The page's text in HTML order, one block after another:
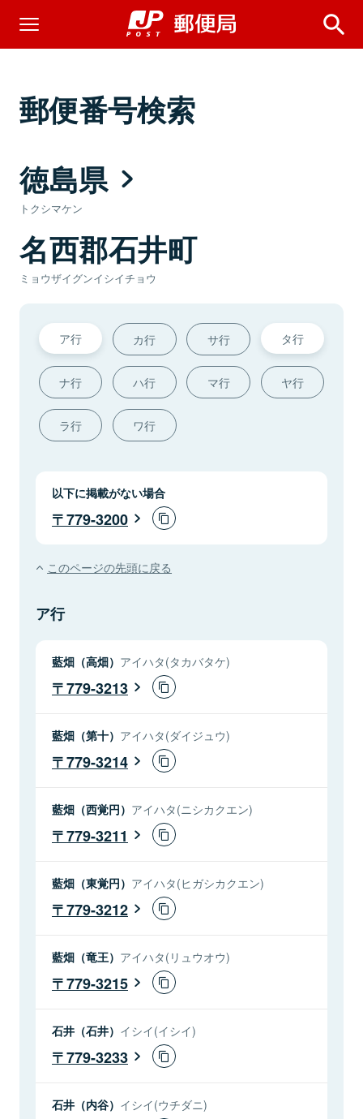
郵便番号検索
徳島県
トクシマケン
名西郡石井町
ミョウザイグンイシイチョウ
ア行 カ行 サ行 タ行
ナ行 ハ行 マ行 ヤ行
ラ行 ワ行
以下に掲載がない場合
779-3200
このページの先頭に戻る
ア行
藍畑（高畑） アイハタ(タカバタケ)
779-3213
藍畑（第十） アイハタ(ダイジュウ)
779-3214
藍畑（西覚円） アイハタ(ニシカクエン)
779-3211
藍畑（東覚円） アイハタ(ヒガシカクエン)
779-3212
藍畑（竜王） アイハタ(リュウオウ)
779-3215
石井（石井） イシイ(イシイ)
779-3233
石井（内谷） イシイ(ウチダニ)